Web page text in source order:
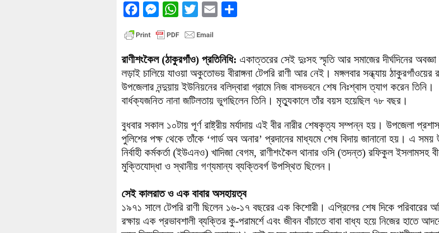
Facebook
Messenger
WhatsApp
TwitterEmail
রাণীশংকৈল (ঠাকুরগাঁও) প্রতিনিধি​: একাত্তরের সেই দুঃসহ স্মৃতি আর সমাজের দীর্ঘদিনের অবজ্ঞা
লড়াই চালিয়ে যাওয়া অকুতোভয় বীরাঙ্গনা টেপরি রাণী আর নেই। মঙ্গলবার সন্ধ্যায় ঠাকুরগাঁওয়ের
উপজেলার নন্দুয়ায় ইউনিয়নের বলিদ্বারা গ্রামে নিজ বাসভবনে শেষ নিঃশ্বাস ত্যাগ করেন তিনি।
বার্ধক্যজনিত নানা জটিলতায় ভুগছিলেন তিনি। মৃত্যুকালে তাঁর বয়স হয়েছিল ৭৮ বছর।
​বুধবার সকাল ১০টায় পূর্ণ রাষ্ট্রীয় মর্যাদায় এই বীর নারীর শেষকৃত্য সম্পন্ন হয়। উপজেলা
পুলিশের পক্ষ থেকে তাঁকে ‘গার্ড অব অনার’ প্রদানের মাধ্যমে শেষ বিদায় জানানো হয়। এ সময়
নির্বাহী কর্মকর্তা (ইউএনও) খাদিজা বেগম, রাণীশংকৈল থানার ওসি (তদন্ত) রফিকুল ইসলামসহ
মুক্তিযোদ্ধা ও স্থানীয় গণ্যমান্য ব্যক্তিবর্গ উপস্থিত ছিলেন।
সেই কালরাত ও এক বাবার অসহায়ত্ব
১৯৭১ সালে টেপরি রাণী ছিলেন ১৬-১৭ বছরের এক কিশোরী। এপ্রিলের শেষ দিকে পরিবারের
রক্ষায় এক প্রভাবশালী ব্যক্তির কু-পরামর্শে এবং জীবন বাঁচাতে বাবা বাধ্য হয়ে নিজের হাতে